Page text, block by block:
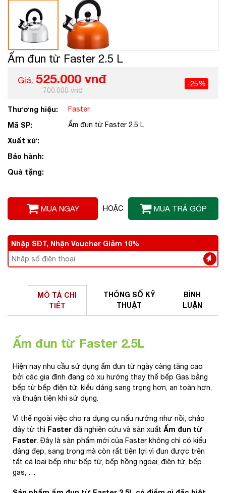
Ấm đun từ Faster 2.5 L
Giá: 525.000 vnđ
700.000 vnđ
-25%
Thương hiệu: Faster
Mã SP: Ấm đun từ Faster 2.5 L
Xuất xứ:
Bảo hành:
Quà tặng:
MUA NGAY HOẶC MUA TRẢ GÓP
Nhập SĐT, Nhận Voucher Giảm 10%
MÔ TẢ CHI
TIẾT
THÔNG SỐ KỸ
THUẬT
BÌNH
LUẬN
Ấm đun từ Faster 2.5L
Hiện nay nhu cầu sử dụng ấm đun từ ngày càng tăng cao
bởi các gia đình đang có xu hướng thay thế bếp Gas bằng
bếp từ bếp điện từ, kiểu dáng sang trọng hơn, an toàn hơn,
và thuận tiện khi sử dụng.
Vì thế ngoài việc cho ra dụng cụ nấu nướng như nồi, chảo
đáy từ thì Faster đã nghiên cứu và sản xuất Ấm đun từ
Faster. Đây là sản phẩm mới của Faster không chỉ có kiểu
dáng đẹp, sang trọng mà còn rất tiện lợi vì đun được trên
tất cả loại bếp như bếp từ, bếp hồng ngoại, điện từ, bếp
gas, …